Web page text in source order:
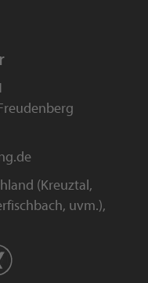
.de
(Kreuztal,
, uvm.),